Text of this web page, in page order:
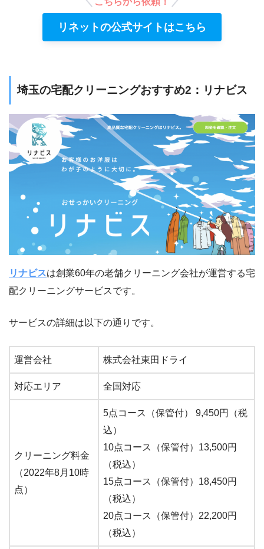
リネットの公式サイトはこちら
埼玉の宅配クリーニングおすすめ2：リナビス
リナビスは創業60年の老舗クリーニング会社が運営する宅
配クリーニングサービスです。
サービスの詳細は以下の通りです。
運営会社 株式会社東田ドライ
対応エリア 全国対応
クリーニング料金
（2022年8月10時
点）
5点コース（保管付） 9,450円（税
込）
10点コース（保管付）13,500円
（税込）
15点コース（保管付）18,450円
（税込）
20点コース（保管付）22,200円
（税込）